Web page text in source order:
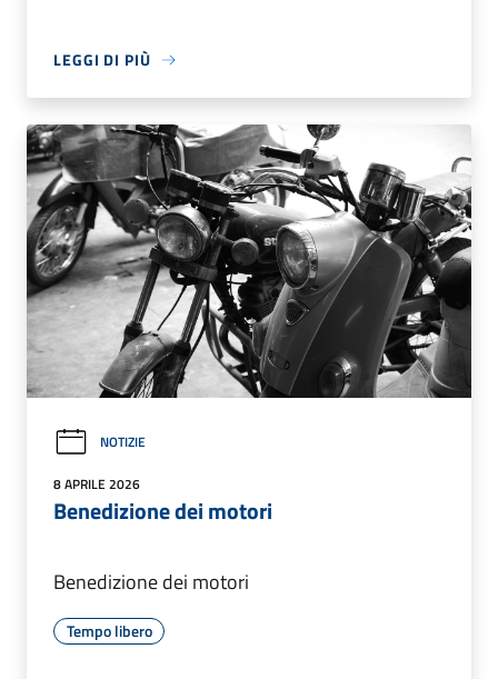
LEGGI DI PIÙ
NOTIZIE
8 APRILE 2026
Benedizione dei motori
Benedizione dei motori
Tempo libero